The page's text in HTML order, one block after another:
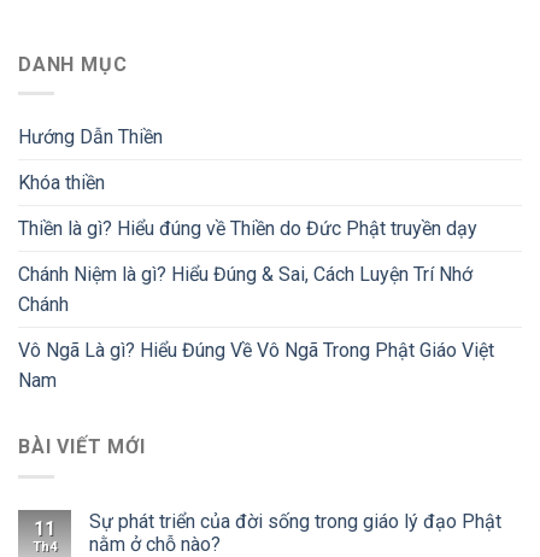
DANH MỤC
Hướng Dẫn Thiền
Khóa thiền
Thiền là gì? Hiểu đúng về Thiền do Đức Phật truyền dạy
Chánh Niệm là gì? Hiểu Đúng & Sai, Cách Luyện Trí Nhớ
Chánh
Vô Ngã Là gì? Hiểu Đúng Về Vô Ngã Trong Phật Giáo Việt
Nam
BÀI VIẾT MỚI
11
Th4
Sự phát triển của đời sống trong giáo lý đạo Phật
nằm ở chỗ nào?